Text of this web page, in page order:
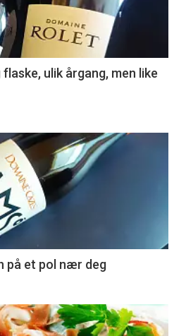
ulik årgang, men like
på et pol nær deg